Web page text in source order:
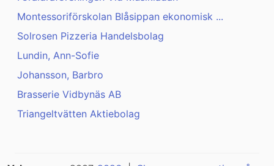
Montessoriförskolan Blåsippan ekonomisk ...
Solrosen Pizzeria Handelsbolag
Lundin, Ann-Sofie
Johansson, Barbro
Brasserie Vidbynäs AB
Triangeltvätten Aktiebolag